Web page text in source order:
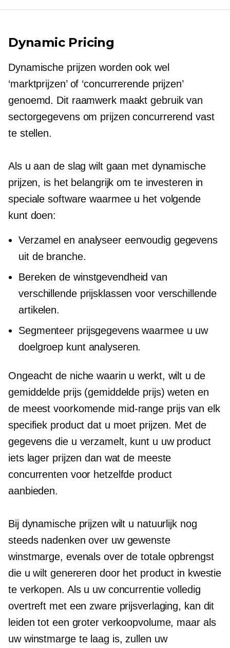
Dynamic Pricing
Dynamische prijzen worden ook wel
‘marktprijzen’ of ‘concurrerende prijzen’
genoemd. Dit raamwerk maakt gebruik van
sectorgegevens om prijzen concurrerend vast
te stellen.
Als u aan de slag wilt gaan met dynamische
prijzen, is het belangrijk om te investeren in
speciale software waarmee u het volgende
kunt doen:
Verzamel en analyseer eenvoudig gegevens
uit de branche.
Bereken de winstgevendheid van
verschillende prijsklassen voor verschillende
artikelen.
Segmenteer prijsgegevens waarmee u uw
doelgroep kunt analyseren.
Ongeacht de niche waarin u werkt, wilt u de
gemiddelde prijs (gemiddelde prijs) weten en
de meest voorkomende mid-range prijs van elk
specifiek product dat u moet prijzen. Met de
gegevens die u verzamelt, kunt u uw product
iets lager prijzen dan wat de meeste
concurrenten voor hetzelfde product
aanbieden.
Bij dynamische prijzen wilt u natuurlijk nog
steeds nadenken over uw gewenste
winstmarge, evenals over de totale opbrengst
die u wilt genereren door het product in kwestie
te verkopen. Als u uw concurrentie volledig
overtreft met een zware prijsverlaging, kan dit
leiden tot een groter verkoopvolume, maar als
uw winstmarge te laag is, zullen uw